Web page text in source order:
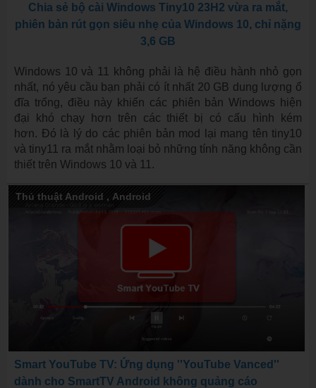
Chia sẻ bộ cài Windows Tiny10 23H2 vừa ra mắt,
phiên bản rút gọn siêu nhẹ của Windows 10, chỉ nặng
3,6 GB
Windows 10 và 11 không phải là hệ điều hành nhỏ gọn
nhất, nó yêu cầu bạn phải có ít nhất 20 GB dung lượng ổ
đĩa trống, điều này khiến các phiên bản Windows hiện
đại khó chạy hơn trên các thiết bị có cấu hình kém
hơn. Đó là lý do các phiên bản mod lại mang tên tiny10
và tiny11 ra mắt nhằm loại bỏ những tính năng không cần
thiết trên Windows 10 và 11.
Thủ thuật Android , Android
Smart YouTube TV: Ứng dụng ''YouTube Vanced''
dành cho SmartTV Android không quảng cáo